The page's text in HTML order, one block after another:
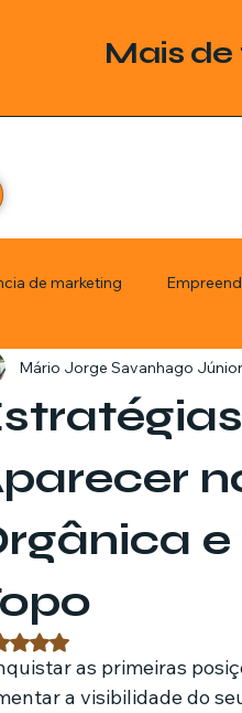
Mais de
de marketing
Saúde Sem categoria
marketing Filmes e séries
Clínica
Mário Jorge Savanhago Júnior
Avaliado com NaN de 5 estrelas.
as primeiras
a visibilidade do